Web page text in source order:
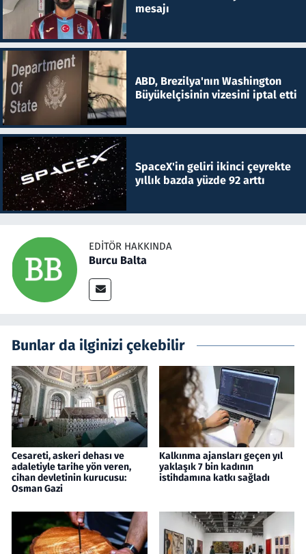
mesajı
ABD, Brezilya'nın Washington
Büyükelçisinin vizesini iptal etti
SpaceX'in geliri ikinci çeyrekte
yıllık bazda yüzde 92 arttı
EDITÖR HAKKINDA
Burcu Balta
Bunlar da ilginizi çekebilir
Cesareti, askeri dehası ve
adaletiyle tarihe yön veren,
cihan devletinin kurucusu:
Osman Gazi
Kalkınma ajansları geçen yıl
yaklaşık 7 bin kadının
istihdamına katkı sağladı